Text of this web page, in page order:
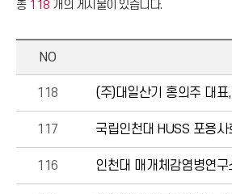
총 118 개의 게시물이 있습니다.
NO
118 (주)대일산기 홍의주 대
117 국립인천대 HUSS 포용
116 인천대 매개체감염병연